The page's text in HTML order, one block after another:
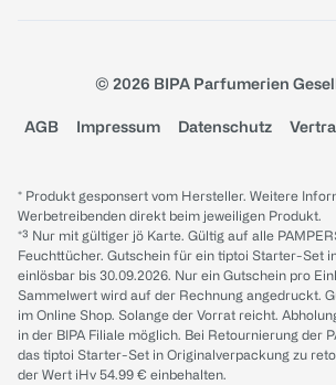
© 2026 BIPA Parfumerien
AGB Impressum Datenschutz
* Produkt gesponsert vom Hersteller. Weitere
Werbetreibenden direkt beim jeweiligen Produkt.
*³ Nur mit gültiger jö Karte. Gültig auf alle
Feuchttücher. Gutschein für ein tiptoi Starter-Set
einlösbar bis 30.09.2026. Nur ein Gutschein pro
Sammelwert wird auf der Rechnung angedruckt.
im Online Shop. Solange der Vorrat reicht.
in der BIPA Filiale möglich. Bei Retournierung der
das tiptoi Starter-Set in Originalverpackung zu
der Wert iHv 54.99 € einbehalten.